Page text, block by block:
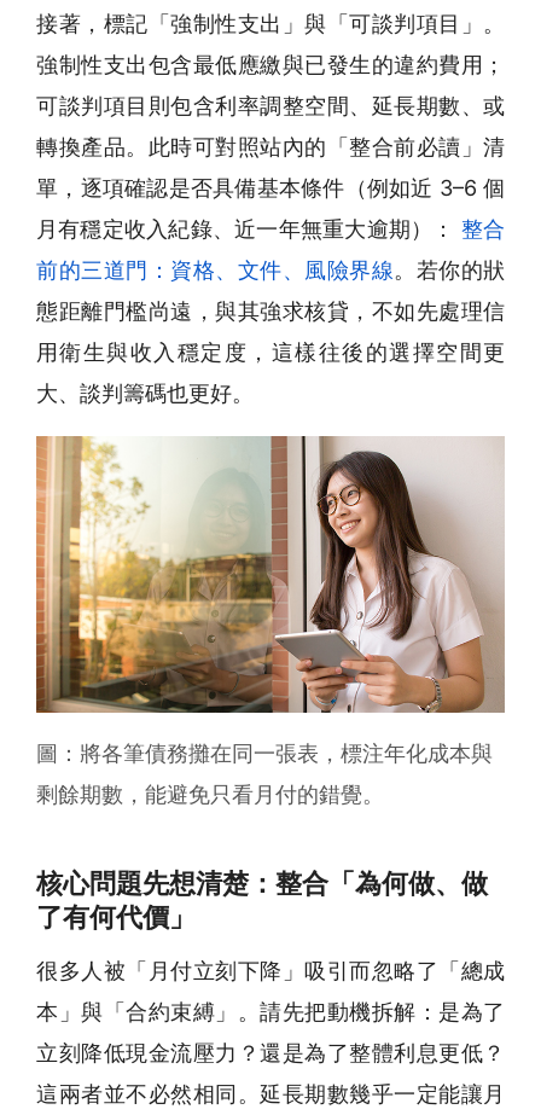
接著，標記「強制性支出」與「可談判項目」。
強制性支出包含最低應繳與已發生的違約費用；
可談判項目則包含利率調整空間、延長期數、或
轉換產品。此時可對照站內的「整合前必讀」清
單，逐項確認是否具備基本條件（例如近 3–6 個
月有穩定收入紀錄、近一年無重大逾期）：
整合
前的三道門：資格、文件、風險界線。若你的狀
態距離門檻尚遠，與其強求核貸，不如先處理信
用衛生與收入穩定度，這樣往後的選擇空間更
大、談判籌碼也更好。
圖：將各筆債務攤在同一張表，標注年化成本與
剩餘期數，能避免只看月付的錯覺。
核心問題先想清楚：整合「為何做、做
了有何代價」
很多人被「月付立刻下降」吸引而忽略了「總成
本」與「合約束縛」。請先把動機拆解：是為了
立刻降低現金流壓力？還是為了整體利息更低？
這兩者並不必然相同。延長期數幾乎一定能讓月